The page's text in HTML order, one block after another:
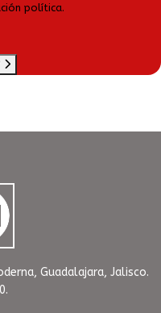
política.
Guadalajara, Jalisco.